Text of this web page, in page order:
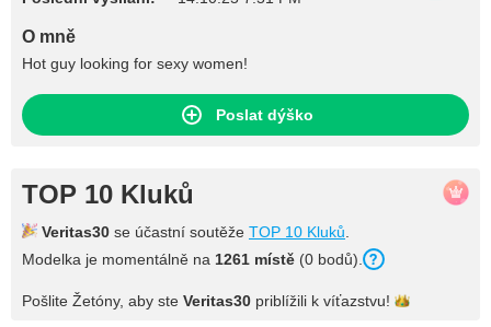
O mně
Hot guy looking for sexy women!
Poslat dýško
TOP 10 Kluků
Veritas30 se účastní soutěže TOP 10 Kluků
Modelka je momentálně na 1261 místě (0 bodů).
Pošlite Žetóny, aby ste Veritas30 priblížili k víťazstvu!